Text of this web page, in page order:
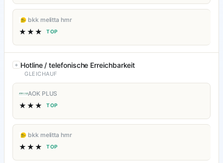
bkk melitta hmr
★★★ TOP
Hotline / telefonische Erreichbarkeit
GLEICHAUF
AOK PLUS
★★★ TOP
bkk melitta hmr
★★★ TOP